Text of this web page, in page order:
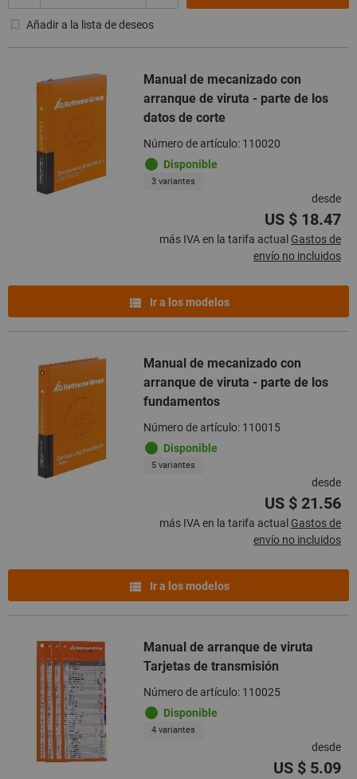
Añadir a la lista de deseos
Manual de mecanizado con
arranque de viruta - parte de los
datos de corte
Número de artículo: 110020
Disponible
3 variantes
desde
US $ 18.47
más IVA en la tarifa actual Gastos de
envío no incluidos
Ir a los modelos
Manual de mecanizado con
arranque de viruta - parte de los
fundamentos
Número de artículo: 110015
Disponible
5 variantes
desde
US $ 21.56
más IVA en la tarifa actual Gastos de
envío no incluidos
Ir a los modelos
Manual de arranque de viruta
Tarjetas de transmisión
Número de artículo: 110025
Disponible
4 variantes
desde
US $ 5.09